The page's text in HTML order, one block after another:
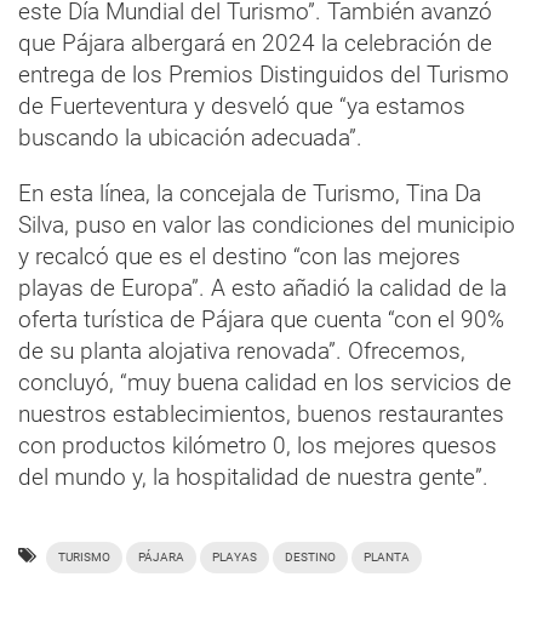
este Día Mundial del Turismo”. También avanzó
que Pájara albergará en 2024 la celebración de
entrega de los Premios Distinguidos del Turismo
de Fuerteventura y desveló que “ya estamos
buscando la ubicación adecuada”.
En esta línea, la concejala de Turismo, Tina Da
Silva, puso en valor las condiciones del municipio
y recalcó que es el destino “con las mejores
playas de Europa”. A esto añadió la calidad de la
oferta turística de Pájara que cuenta “con el 90%
de su planta alojativa renovada”. Ofrecemos,
concluyó, “muy buena calidad en los servicios de
nuestros establecimientos, buenos restaurantes
con productos kilómetro 0, los mejores quesos
del mundo y, la hospitalidad de nuestra gente”.
TURISMO PÁJARA PLAYAS DESTINO PLANTA